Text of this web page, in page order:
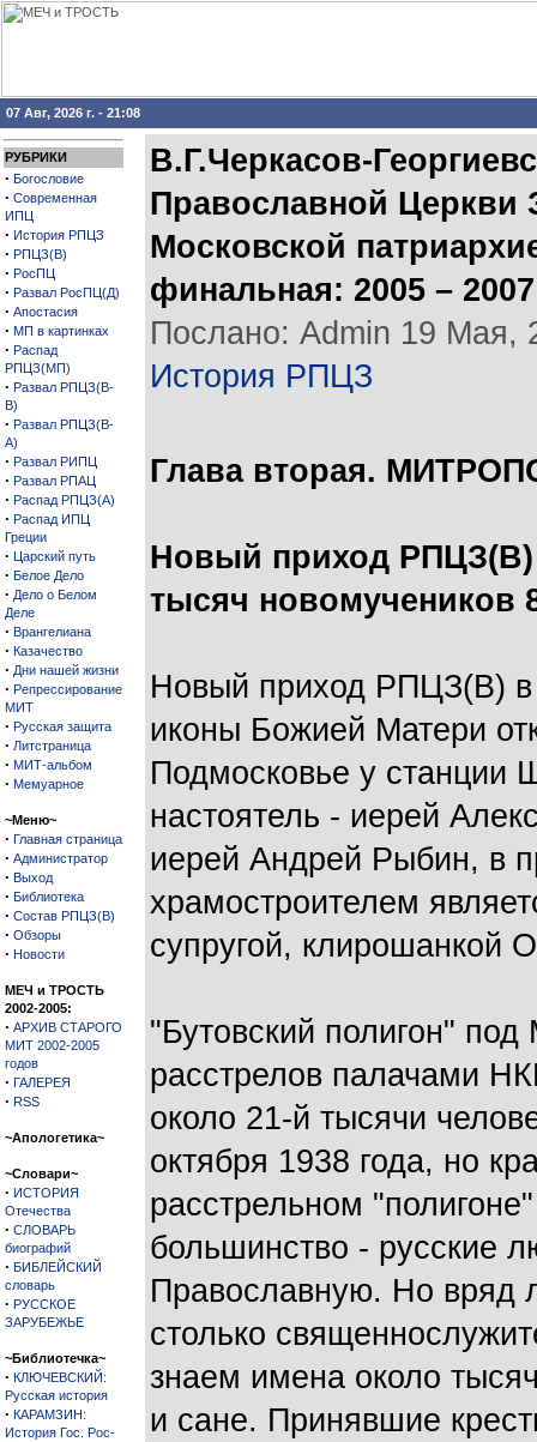
07 Авг, 2026 г. - 21:08
РУБРИКИ
· Богословие
· Современная
ИПЦ
· История РПЦЗ
· РПЦЗ(В)
· РосПЦ
· Развал РосПЦ(Д)
· Апостасия
· МП в картинках
· Распад
РПЦЗ(МП)
· Развал РПЦЗ(В-
В)
· Развал РПЦЗ(В-
А)
· Развал РИПЦ
· Развал РПАЦ
· Распад РПЦЗ(А)
· Распад ИПЦ
Греции
· Царский путь
· Белое Дело
· Дело о Белом
Деле
· Врангелиана
· Казачество
· Дни нашей жизни
· Репрессирование
МИТ
· Русская защита
· Литстраница
· МИТ-альбом
· Мемуарное
~Меню~
· Главная страница
· Администратор
· Выход
· Библиотека
· Состав РПЦЗ(В)
· Обзоры
· Новости
МЕЧ и ТРОСТЬ
2002-2005:
· АРХИВ СТАРОГО
МИТ 2002-2005
годов
· ГАЛЕРЕЯ
· RSS
~Апологетика~
~Словари~
· ИСТОРИЯ
Отечества
· СЛОВАРЬ
биографий
· БИБЛЕЙСКИЙ
словарь
· РУССКОЕ
ЗАРУБЕЖЬЕ
~Библиотечка~
· КЛЮЧЕВСКИЙ:
Русская история
· КАРАМЗИН:
История Гос. Рос-
В.Г.Черкасов-
Православной Церкви
Московской
финальная: 2005 –
Послано: Admin 19 Мая,
История РПЦЗ
Глава вторая.
Новый приход РПЦЗ(В)
тысяч новомучеников
Новый приход РПЦЗ(В) в
иконы Божией Матери
Подмосковье у станции
настоятель - иерей
иерей Андрей Рыбин, в
храмостроителем
супругой, клирошанкой
"Бутовский полигон"
расстрелов палачами
около 21-й тысячи
октября 1938 года, но
расстрельном
большинство - русские
Православную. Но вряд
столько
знаем имена около
и сане. Принявшие